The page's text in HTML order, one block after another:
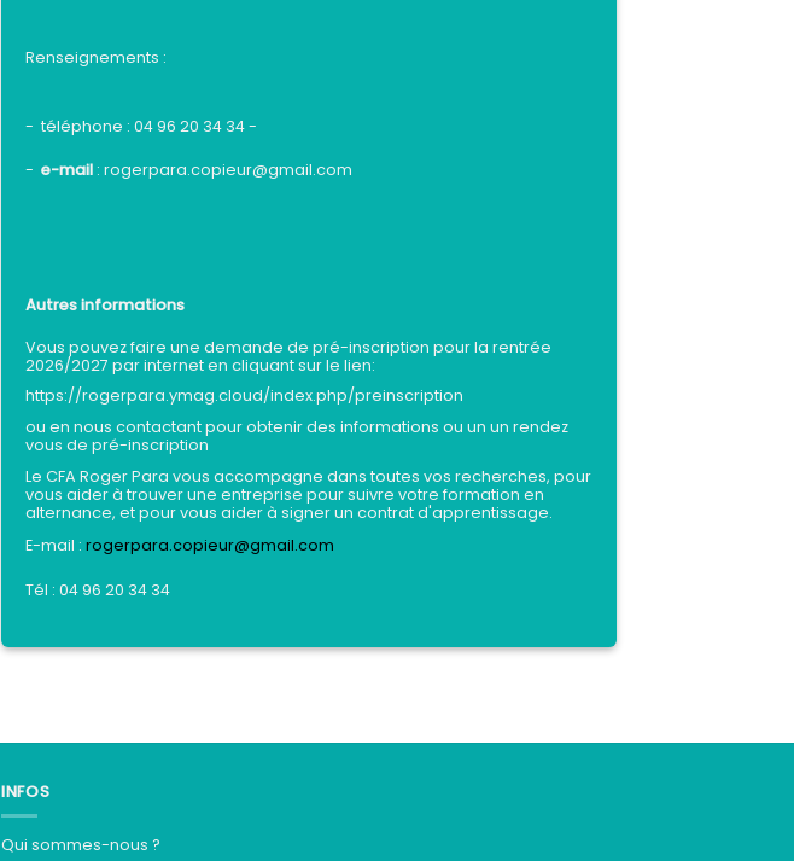
Renseignements :
- téléphone : 04 96 20 34 34 -
- e-mail : rogerpara.copieur@gmail.com
Autres informations
Vous pouvez faire une demande de pré-inscription pour la rentrée
2026/2027 par internet en cliquant sur le lien:
https://rogerpara.ymag.cloud/index.php/preinscription
ou en nous contactant pour obtenir des informations ou un un rendez
vous de pré-inscription
Le CFA Roger Para vous accompagne dans toutes vos recherches, pour
vous aider à trouver une entreprise pour suivre votre formation en
alternance, et pour vous aider à signer un contrat d'apprentissage.
E-mail : rogerpara.copieur@gmail.com
Tél : 04 96 20 34 34
INFOS
Qui sommes-nous ?